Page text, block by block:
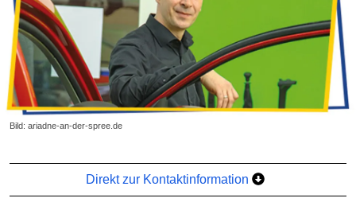
Bild: ariadne-an-der-spree.de
Direkt zur Kontaktinformation